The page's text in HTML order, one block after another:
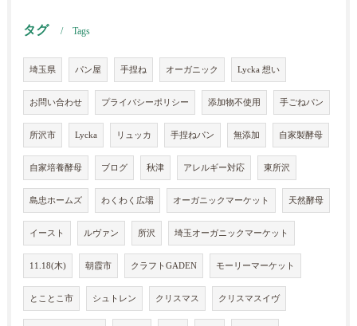
タグ Tags
埼玉県 パン屋 手捏ね オーガニック Lycka 想い
お問い合わせ プライバシーポリシー 添加物不使用 手ごねパン
所沢市 Lycka リュッカ 手捏ねパン 無添加 自家製酵母
自家培養酵母 ブログ 秋津 アレルギー対応 東所沢
島忠ホームズ わくわく広場 オーガニックマーケット 天然酵母
イースト ルヴァン 所沢 埼玉オーガニックマーケット
11.18(木) 朝霞市 クラフトGADEN モーリーマーケット
とことこ市 シュトレン クリスマス クリスマスイヴ